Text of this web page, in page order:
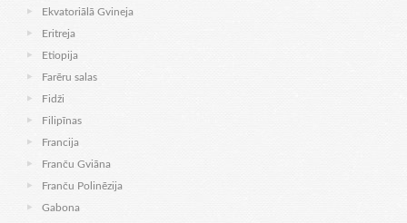
Ekvatoriālā Gvineja
Eritreja
Etiopija
Farēru salas
Fidži
Filipīnas
Francija
Franču Gviāna
Franču Polinēzija
Gabona